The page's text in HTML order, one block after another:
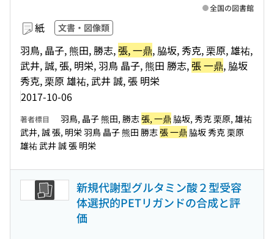
紙 文書・図像類
羽鳥, 晶子, 熊田, 勝志,張, 一鼎, 脇坂, 秀克, 栗原, 雄祐,
武井, 誠, 張, 明栄, 羽鳥 晶子, 熊田 勝志,張 一鼎, 脇坂
秀克, 栗原 雄祐, 武井 誠, 張 明栄
2017-10-06
全国の図書館
著者標目 羽鳥, 晶子 熊田, 勝志張, 一鼎 脇坂, 秀克 栗原, 雄祐
武井, 誠 張, 明栄 羽鳥 晶子 熊田 勝志張 一鼎 脇坂 秀克 栗原
雄祐 武井 誠 張 明栄
新規代謝型グルタミン酸２型受容
体選択的PETリガンドの合成と評
価